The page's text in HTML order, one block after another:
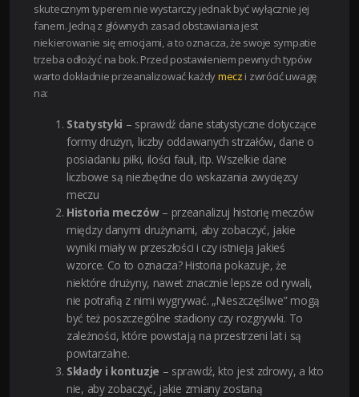
skutecznym typerem nie wystarczy jednak być wyłącznie jej
fanem. Jedną z głównych zasad obstawiania jest
niekierowanie się emocjami, a to oznacza, że swoje sympatie
trzeba odłożyć na bok. Przed postawieniem pewnych typów
warto dokładnie przeanalizować każdymecz i zwrócić uwagę
na:
Statystyki – sprawdź dane statystyczne dotyczące
formy drużyn, liczby oddawanych strzałów, dane o
posiadaniu piłki, ilości fauli, itp. Wszelkie dane
liczbowe są niezbędne do wskazania zwycięzcy
meczu
Historia meczów– przeanalizuj historię meczów
między danymi drużynami, aby zobaczyć, jakie
wyniki miały w przeszłości i czy istnieją jakieś
wzorce. Co to oznacza? Historia pokazuje, że
niektóre drużyny, nawet znacznie lepsze od rywali,
nie potrafią z nimi wygrywać. „Nieszczęśliwe” mogą
być też poszczególne stadiony czy rozgrywki. To
zależności, które powstają na przestrzeni lat i są
powtarzalne.
Składy i kontuzje – sprawdź, kto jest zdrowy, a kto
nie, aby zobaczyć, jakie zmiany zostaną